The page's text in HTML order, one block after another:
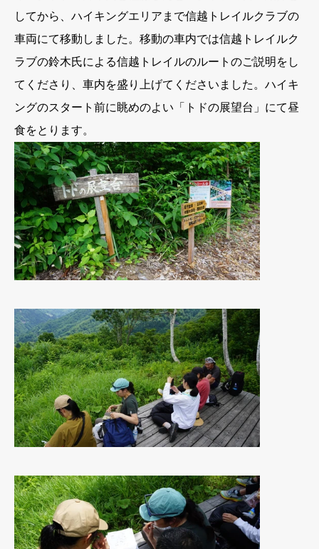
してから、ハイキングエリアまで信越トレイルクラブの
車両にて移動しました。移動の車内では信越トレイルク
ラブの鈴木氏による信越トレイルのルートのご説明をし
てくださり、車内を盛り上げてくださいました。ハイキ
ングのスタート前に眺めのよい「トドの展望台」にて昼
食をとります。